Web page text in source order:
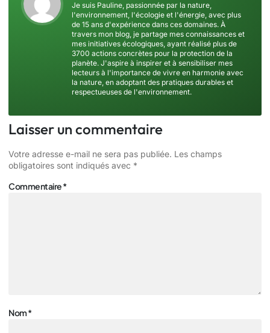
Je suis Pauline, passionnée par la nature,
l'environnement, l'écologie et l'énergie, avec plus
de 15 ans d'expérience dans ces domaines. À
travers mon blog, je partage mes connaissances et
mes initiatives écologiques, ayant réalisé plus de
3700 actions concrètes pour la protection de la
planète. J'aspire à inspirer et à sensibiliser mes
lecteurs à l'importance de vivre en harmonie avec
la nature, en adoptant des pratiques durables et
respectueuses de l'environnement.
Laisser un commentaire
Votre adresse e-mail ne sera pas publiée. Les champs
obligatoires sont indiqués avec *
Commentaire*
Nom*